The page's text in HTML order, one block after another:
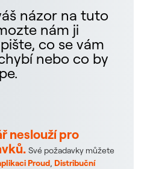
názor na tuto
nám ji
co se vám
nebo co by
neslouží pro
Své požadavky můžete
Proud, Distribuční